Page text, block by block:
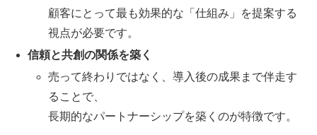
顧客にとって最も効果的な「仕組み」を提案する
視点が必要です。
信頼と共創の関係を築く
売って終わりではなく、導入後の成果まで伴走す
ることで、
長期的なパートナーシップを築くのが特徴です。